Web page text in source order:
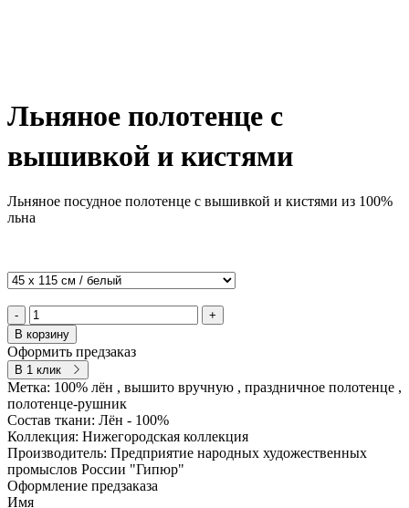
Льняное полотенце с
вышивкой и кистями
Льняное посудное полотенце с вышивкой и кистями из 100%
льна
-
+
В корзину
Оформить предзаказ
В 1 клик
Метка: 100% лён , вышито вручную , праздничное полотенце ,
полотенце-рушник
Состав ткани: Лён - 100%
Коллекция: Нижегородская коллекция
Производитель: Предприятие народных художественных
промыслов России "Гипюр"
Оформление предзаказа
Имя